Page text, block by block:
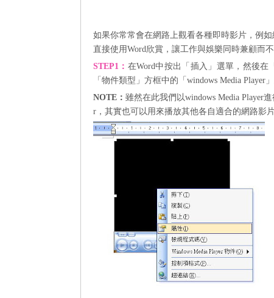
如果你常常會在網路上觀看各種即時影片，例
直接使用Word欣賞，讓工作與娛樂同時兼顧而不
STEP1 ： 在Word中按出「插入」選單，然後在
「物件類型」方框中的「 windows Media Player 」
NOTE：雖然在此我們以windows Media Player進
r ，其實也可以用來播放其他各自適合的網路影片